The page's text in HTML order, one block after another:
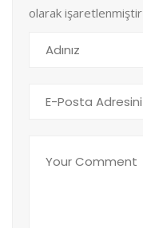
olarak işaretlenmiştir